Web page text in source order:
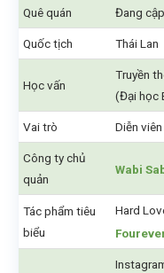
Quê quán Đang
Quốc tịch Thái Lan
Học vấn
Truyền
(Đại học
Vai trò Diễn viên
Công ty chủ
quản
Wabi
Tác phẩm tiêu
biểu
Hard